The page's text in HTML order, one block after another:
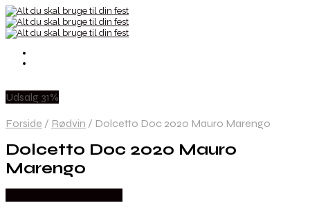
Udsalg 31%
Forside / Rødvin / Dolcetto Doc 2020 Mauro Marengo
Dolcetto Doc 2020 Mauro
Marengo